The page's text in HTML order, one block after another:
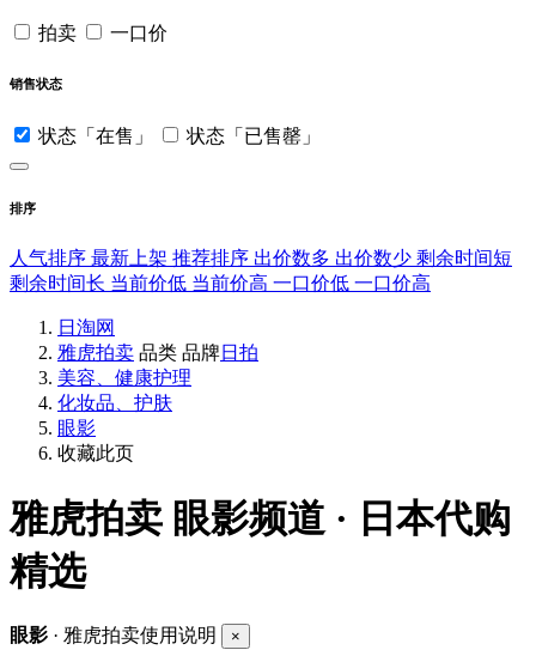
拍卖 一口价
销售状态
状态「在售」 状态「已售罄」
排序
人气排序 最新上架 推荐排序 出价数多 出价数少 剩余时间短
剩余时间长 当前价低 当前价高 一口价低 一口价高
日淘网
雅虎拍卖 品类 品牌日拍
美容、健康护理
化妆品、护肤
眼影
收藏此页
雅虎拍卖 眼影频道 · 日本代购
精选
眼影 · 雅虎拍卖使用说明 ×